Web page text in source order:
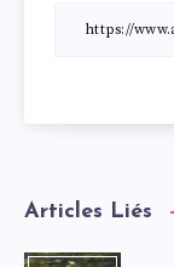
Articles Liés